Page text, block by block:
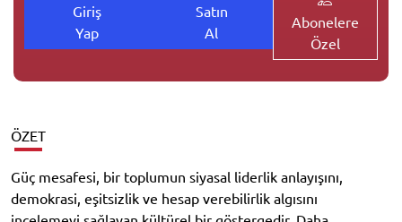
Giriş
Yap
Satın
Al
Abonelere
Özel
ÖZET
Güç mesafesi, bir toplumun siyasal liderlik anlayışını,
demokrasi, eşitsizlik ve hesap verebilirlik algısını